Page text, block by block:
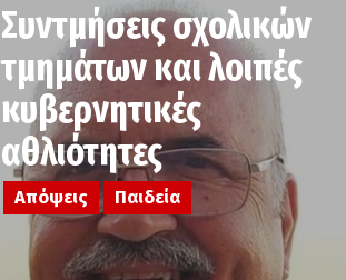
Συντμήσεις σχολικών
τμημάτων και λοιπές
κυβερνητικές
αθλιότητες
Απόψεις Παιδεία